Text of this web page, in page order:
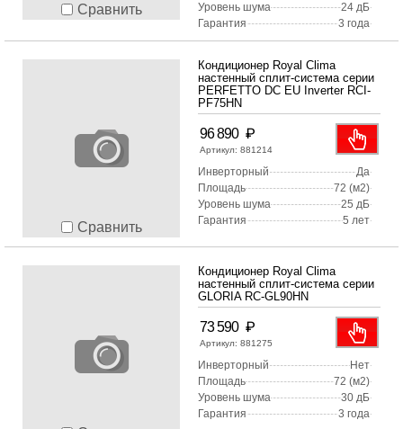
Сравнить
Уровень шума
24 дБ
Гарантия
3 года
Сравнить
Кондиционер Royal Clima
настенный сплит-система серии
PERFETTO DC EU Inverter RCI-
PF75HN
96 890 ₽
Артикул: 881214
Инверторный
Да
Площадь
72 (м2)
Уровень шума
25 дБ
Гарантия
5 лет
Кондиционер Royal Clima
настенный сплит-система серии
GLORIA RC-GL90HN
73 590 ₽
Артикул: 881275
Инверторный
Нет
Площадь
72 (м2)
Уровень шума
30 дБ
Гарантия
3 года